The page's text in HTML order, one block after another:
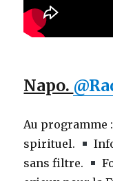
Napo.
Au programme :
spirituel.
sans filtre.